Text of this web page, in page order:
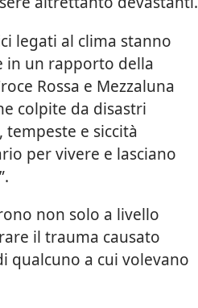
legati al clima stanno
in un rapporto della
Rossa e Mezzaluna
colpite da disastri
e siccità
per vivere e lasciano
non solo a livello
il trauma causato
qualcuno a cui volevano